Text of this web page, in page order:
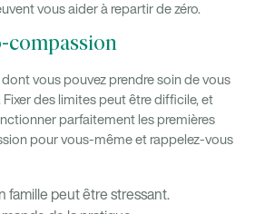
vous aider à repartir de zéro.
compassion
vous pouvez prendre soin de vous
des limites peut être difficile, et
parfaitement les premières
pour vous-même et rappelez-vous
famille peut être stressant.